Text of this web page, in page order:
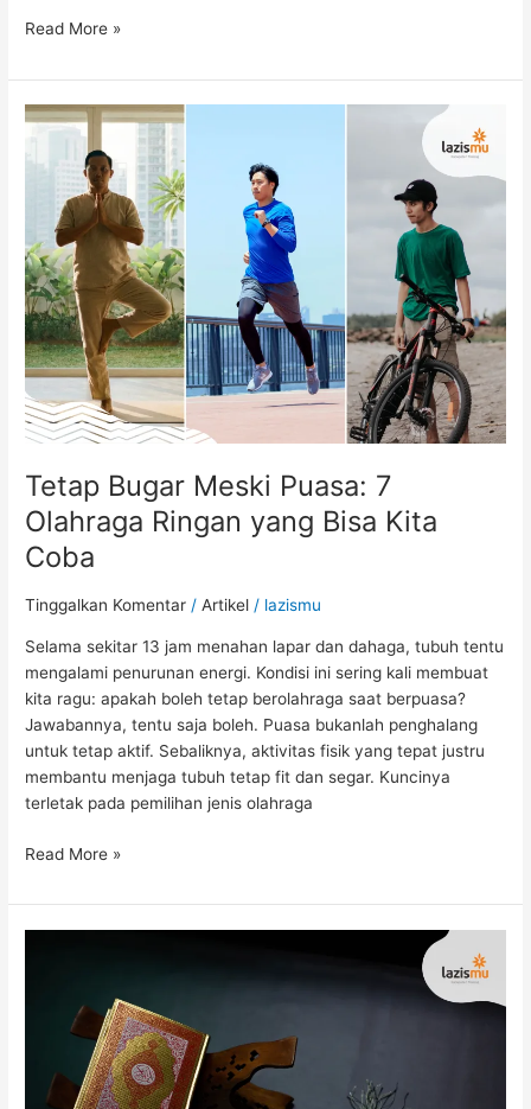
Read More »
Tetap Bugar Meski Puasa: 7
Olahraga Ringan yang Bisa Kita
Coba
Tinggalkan Komentar /Artikel / lazismu
Selama sekitar 13 jam menahan lapar dan dahaga, tubuh tentu
mengalami penurunan energi. Kondisi ini sering kali membuat
kita ragu: apakah boleh tetap berolahraga saat berpuasa?
Jawabannya, tentu saja boleh. Puasa bukanlah penghalang
untuk tetap aktif. Sebaliknya, aktivitas fisik yang tepat justru
membantu menjaga tubuh tetap fit dan segar. Kuncinya
terletak pada pemilihan jenis olahraga
Tetap
Meski
Puasa:
Olahraga
Ringan
yang
Bisa
Kita
Coba
Read More »
“Pemanasan”
Terbaik
Ramadan
Penuh